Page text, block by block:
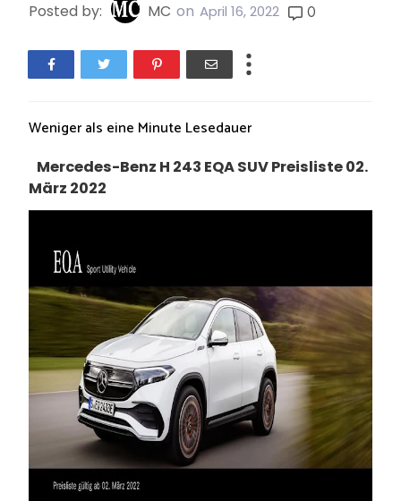
Posted by:
MC on April 16, 2022 0
Weniger als eine Minute Lesedauer
Mercedes-Benz H 243 EQA SUV Preisliste 02.
März 2022